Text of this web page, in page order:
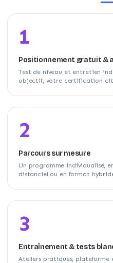
1
Positionnement gratuit &
Test de niveau et entretien
objectif, votre certification
2
Parcours sur mesure
Un programme individualisé,
distanciel ou en format
3
Entraînement & tests
Ateliers pratiques, plateforme